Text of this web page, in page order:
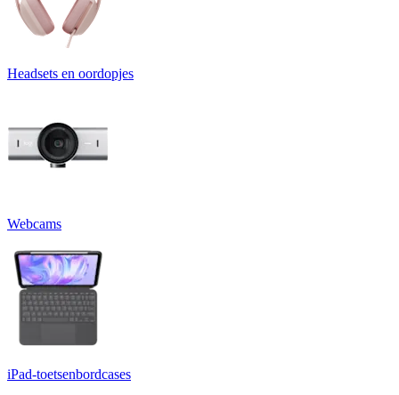
Headsets en oordopjes
Webcams
iPad-toetsenbordcases